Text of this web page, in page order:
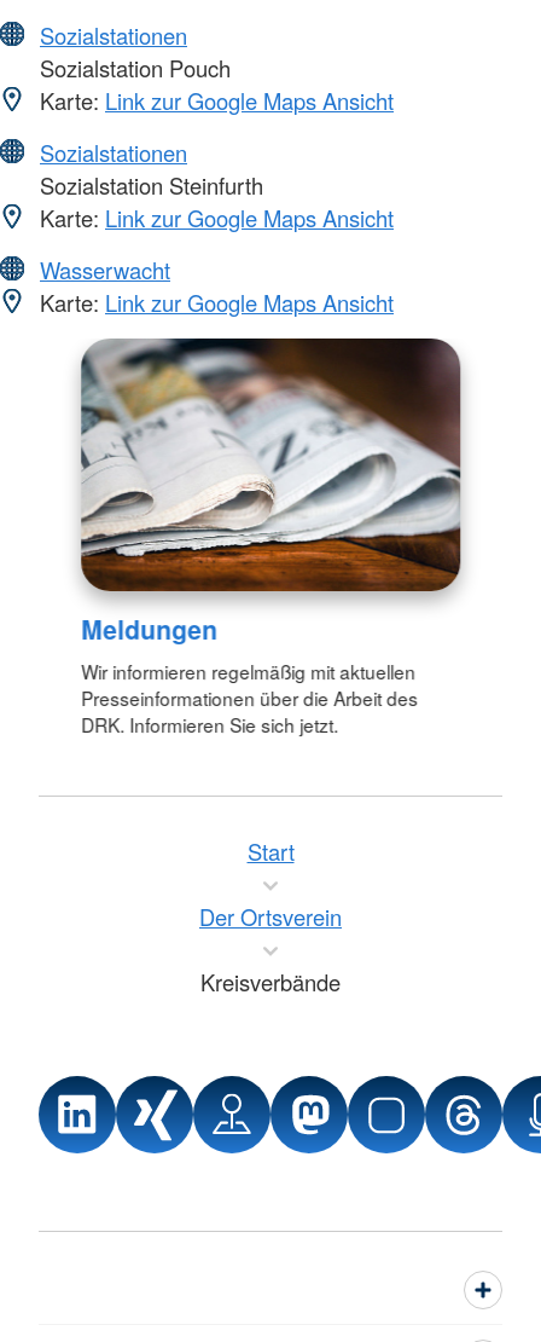
Sozialstationen
Sozialstation Pouch
Karte: Link zur Google Maps Ansicht
Sozialstationen
Sozialstation Steinfurth
Karte: Link zur Google Maps Ansicht
Wasserwacht
Karte: Link zur Google Maps Ansicht
Meldungen
Wir informieren regelmäßig mit aktuellen
Presseinformationen über die Arbeit des
DRK. Informieren Sie sich jetzt.
Start
Der Ortsverein
Kreisverbände